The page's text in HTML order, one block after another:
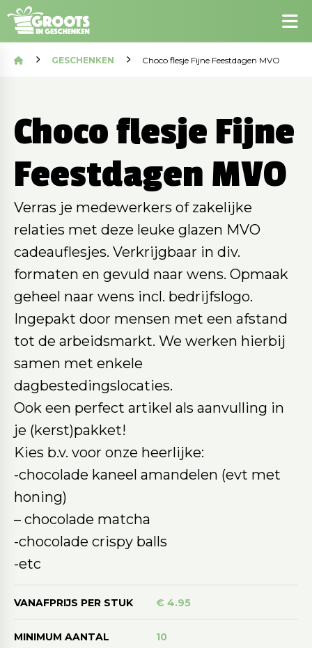
GESCHENKEN Choco flesje Fijne Feestdagen MVO
Choco flesje Fijne
Feestdagen MVO
Verras je medewerkers of zakelijke
relaties met deze leuke glazen MVO
cadeauflesjes. Verkrijgbaar in div.
formaten en gevuld naar wens. Opmaak
geheel naar wens incl. bedrijfslogo.
Ingepakt door mensen met een afstand
tot de arbeidsmarkt. We werken hierbij
samen met enkele
dagbestedingslocaties.
Ook een perfect artikel als aanvulling in
je (kerst)pakket!
Kies b.v. voor onze heerlijke:
-chocolade kaneel amandelen (evt met
honing)
– chocolade matcha
-chocolade crispy balls
-etc
VANAFPRIJS PER STUK € 4.95
MINIMUM AANTAL 10